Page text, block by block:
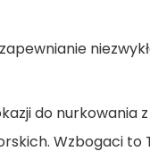
do nurkowania
Wzbogaci to